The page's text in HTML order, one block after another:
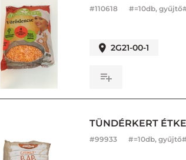
#110618 #=10db,
2G21-00-1
TÜNDÉRKERT
#99933 #=10db,